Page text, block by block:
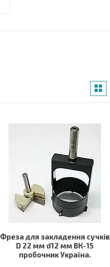
Фреза для закладення сучків
D 22 мм d12 мм ВК-15
пробочник Україна.